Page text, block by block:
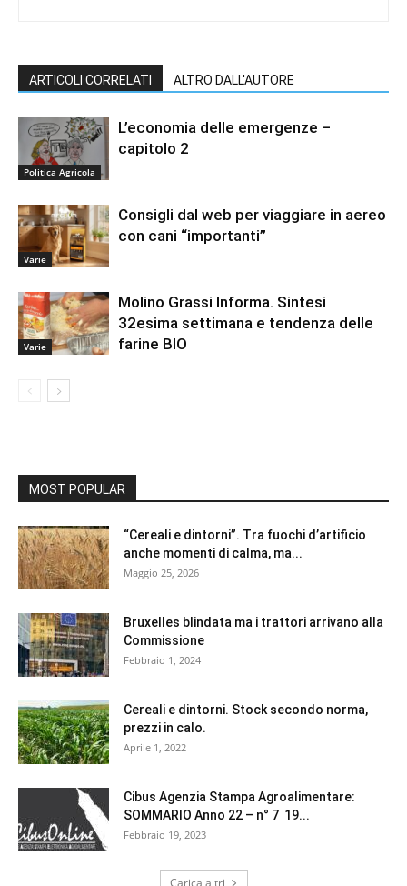
ARTICOLI CORRELATI ALTRO DALL'AUTORE
Politica Agricola
L’economia delle emergenze –
capitolo 2
Varie
Consigli dal web per viaggiare in aereo
con cani “importanti”
Varie
Molino Grassi Informa. Sintesi
32esima settimana e tendenza delle
farine BIO
MOST POPULAR
“Cereali e dintorni”. Tra fuochi d’artificio
anche momenti di calma, ma...
Maggio 25, 2026
Bruxelles blindata ma i trattori arrivano alla
Commissione
Febbraio 1, 2024
Cereali e dintorni. Stock secondo norma,
prezzi in calo.
Aprile 1, 2022
Cibus Agenzia Stampa Agroalimentare:
SOMMARIO Anno 22 – n° 7 19...
Febbraio 19, 2023